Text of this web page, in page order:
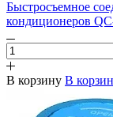
Быстросъемное
кондиционеров
В корзину В